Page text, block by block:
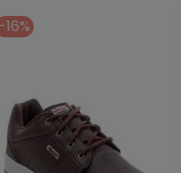
-16%